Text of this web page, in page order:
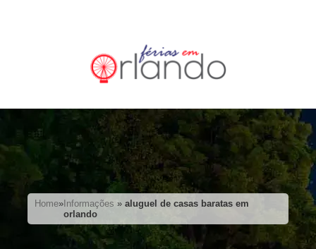
Home» Informações »aluguel de casas baratas em
orlando